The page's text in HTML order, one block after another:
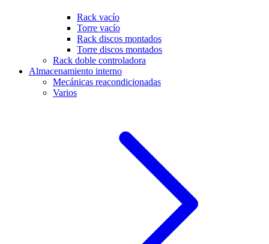
Rack vacío
Torre vacío
Rack discos montados
Torre discos montados
Rack doble controladora
Almacenamiento interno
Mecánicas reacondicionadas
Varios